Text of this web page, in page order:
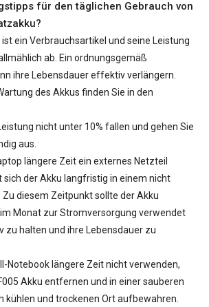
für den täglichen Gebrauch von
?
ein Verbrauchsartikel und seine Leistung
ab. Ein ordnungsgemäß
ihre Lebensdauer effektiv verlängern.
des Akkus finden Sie in den
nicht unter 10% fallen und gehen Sie
aus.
längere Zeit ein externes Netzteil
der Akku langfristig in einem nicht
diesem Zeitpunkt sollte der Akku
Monat zur Stromversorgung verwendet
zu halten und ihre Lebensdauer zu
Notebook längere Zeit nicht verwenden,
Akku entfernen und in einer sauberen
kühlen und trockenen Ort aufbewahren.